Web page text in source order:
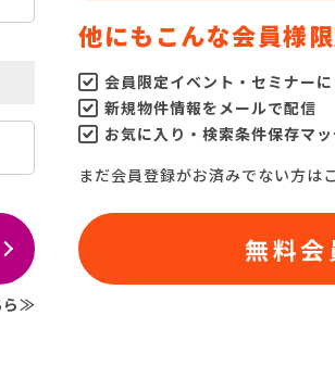
ら≫
他にもこんな会員様
会員限定イベント・セミナー
新規物件情報をメールで配信
お気に入り・検索条件保存マ
まだ会員登録がお済みでない方は
無料会